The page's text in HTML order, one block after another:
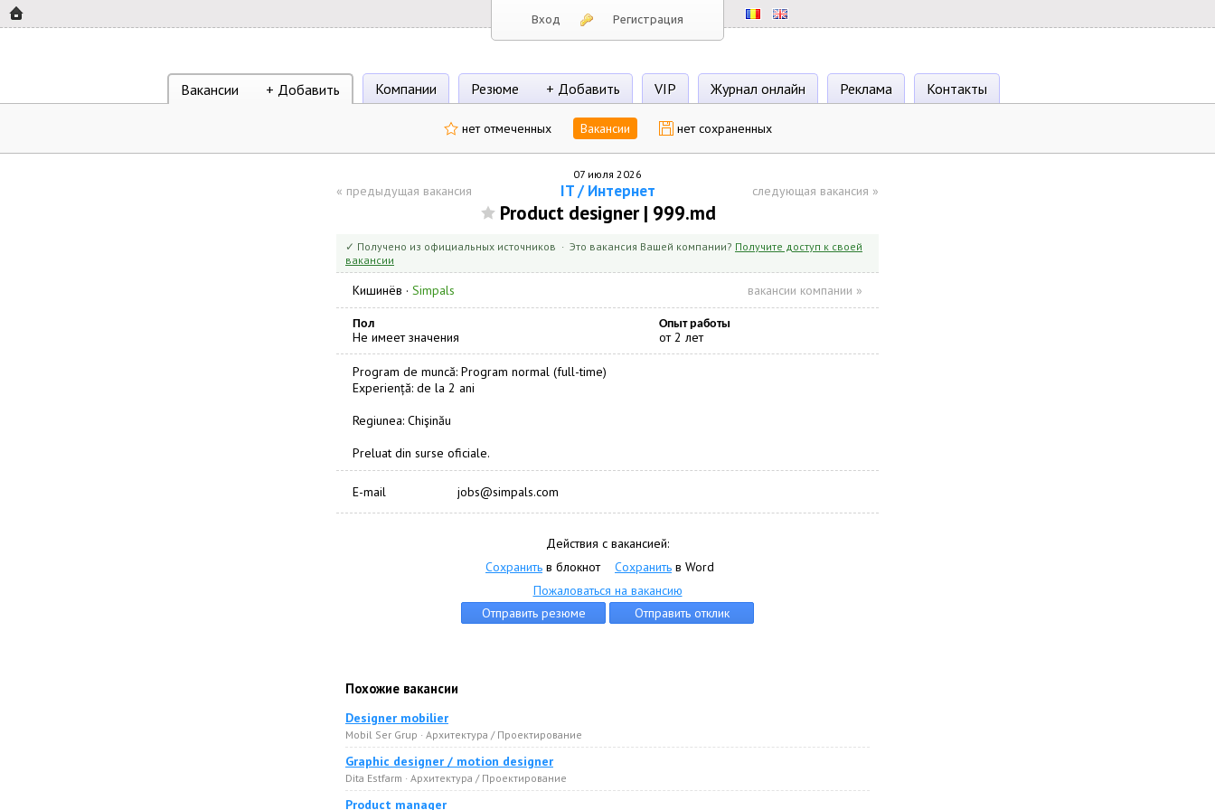
Вход Регистрация
Вакансии + Добавить Компании Резюме + Добавить VIP Журнал онлайн Реклама Контакты
нет отмеченных Вакансии нет сохраненных
07 июля 2026
« предыдущая вакансия IT / Интернет следующая вакансия »
Product designer | 999.md
✓ Получено из официальных источников · Это вакансия Вашей компании? Получите доступ к своей
вакансии
Кишинёв · Simpals вакансии компании »
Пол Опыт работы
Не имеет значения от 2 лет
Program de muncă: Program normal (full-time)
Experiență: de la 2 ani
Regiunea: Chişinău
Preluat din surse oficiale.
E-mail jobs@simpals.com
Действия с вакансией:
Сохранить в блокнот Сохранить в Word
Пожаловаться на вакансию
Похожие вакансии
Designer mobilier
Mobil Ser Grup · Архитектура / Проектирование
Graphic designer / motion designer
Dita Estfarm · Архитектура / Проектирование
Product manager